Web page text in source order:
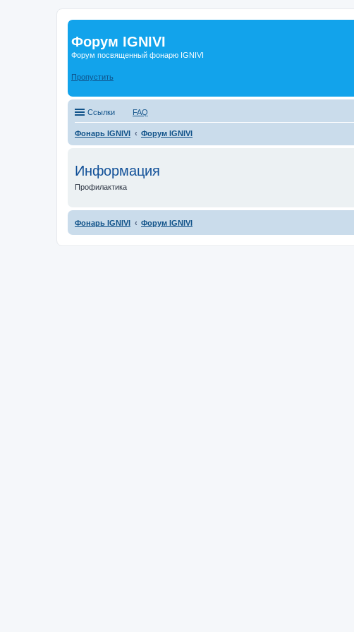
Форум IGNIVI
Форум посвященный фонарю IGNIVI
Пропустить
Ссылки FAQ
Фонарь IGNIVI Форум IGNIVI
Информация
Профилактика
Фонарь IGNIVI Форум IGNIVI